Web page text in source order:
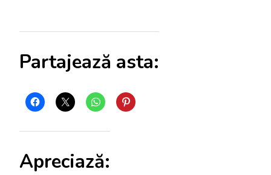
Partajează asta:
Apreciază: